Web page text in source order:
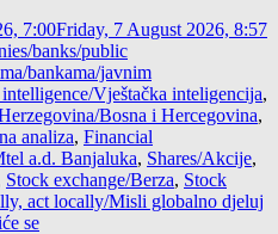
7:00Friday, 7 August 2026, 8:57
banks/public
bankama/javnim
Vještačka inteligencija,
Bosna i Hercegovina,
analiza, Financial
a.d. Banjaluka, Shares/Akcije,
Stock exchange/Berza, Stock
act locally/Misli globalno djeluj
se